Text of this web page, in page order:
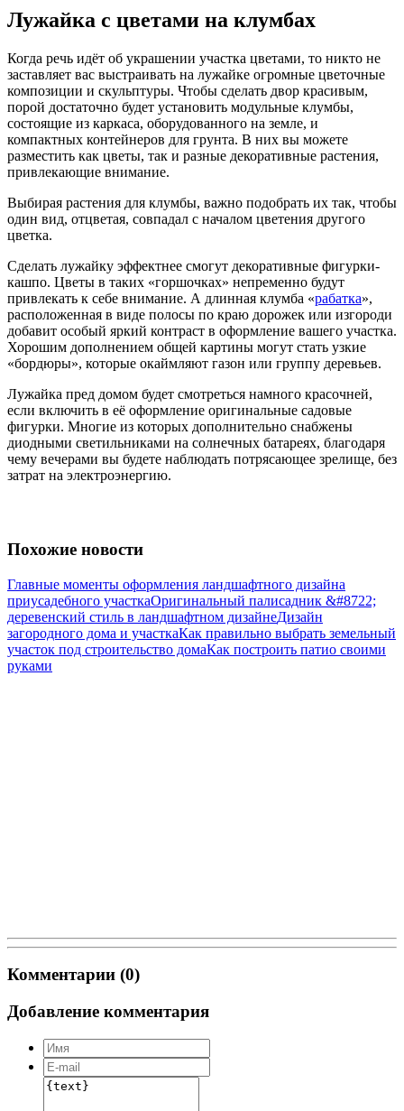
Лужайка с цветами на клумбах
Когда речь идёт об украшении участка цветами, то никто не
заставляет вас выстраивать на лужайке огромные цветочные
композиции и скульптуры. Чтобы сделать двор красивым,
порой достаточно будет установить модульные клумбы,
состоящие из каркаса, оборудованного на земле, и
компактных контейнеров для грунта. В них вы можете
разместить как цветы, так и разные декоративные растения,
привлекающие внимание.
Выбирая растения для клумбы, важно подобрать их так, чтобы
один вид, отцветая, совпадал с началом цветения другого
цветка.
Сделать лужайку эффектнее смогут декоративные фигурки-
кашпо. Цветы в таких «горшочках» непременно будут
привлекать к себе внимание. А длинная клумба «рабатка»,
расположенная в виде полосы по краю дорожек или изгороди
добавит особый яркий контраст в оформление вашего участка.
Хорошим дополнением общей картины могут стать узкие
«бордюры», которые окаймляют газон или группу деревьев.
Лужайка пред домом будет смотреться намного красочней,
если включить в её оформление оригинальные садовые
фигурки. Многие из которых дополнительно снабжены
диодными светильниками на солнечных батареях, благодаря
чему вечерами вы будете наблюдать потрясающее зрелище, без
затрат на электроэнергию.
Похожие новости
Главные моменты оформления ландшафтного дизайна
приусадебного участкаОригинальный палисадник &#8722;
деревенский стиль в ландшафтном дизайнеДизайн
загородного дома и участкаКак правильно выбрать земельный
участок под строительство домаКак построить патио своими
руками
Комментарии (0)
Добавление комментария